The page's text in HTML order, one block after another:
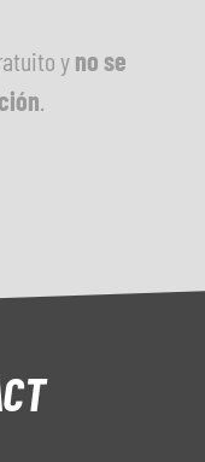
yno se